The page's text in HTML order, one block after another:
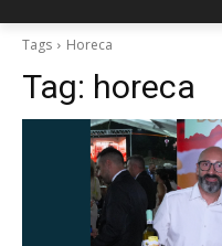
Tags Horeca
Tag: horeca